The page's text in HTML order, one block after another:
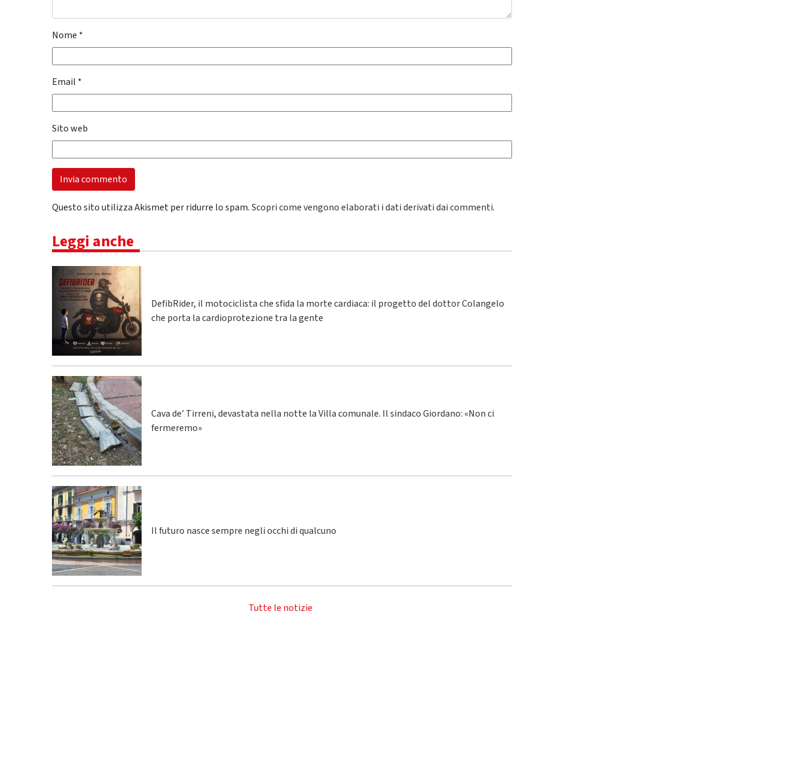
Nome *
Email *
Sito web
Questo sito utilizza Akismet per ridurre lo spam.Scopri come vengono elaborati i dati derivati dai commenti.
Leggi anche
DefibRider, il motociclista che sfida la morte cardiaca: il progetto del dottor Colangelo
che porta la cardioprotezione tra la gente
Cava de’ Tirreni, devastata nella notte la Villa comunale. Il sindaco Giordano: «Non ci
fermeremo»
Il futuro nasce sempre negli occhi di qualcuno
Tutte le notizie